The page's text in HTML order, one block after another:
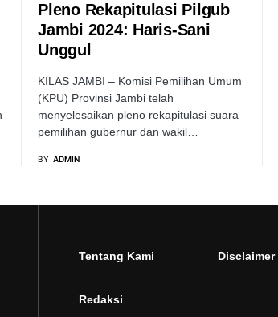
Pleno Rekapitulasi Pilgub
Jambi 2024: Haris-Sani
Unggul
KILAS JAMBI – Komisi Pemilihan Umum
(KPU) Provinsi Jambi telah
menyelesaikan pleno rekapitulasi suara
pemilihan gubernur dan wakil…
BY ADMIN
Tentang Kami Disclaimer
Redaksi